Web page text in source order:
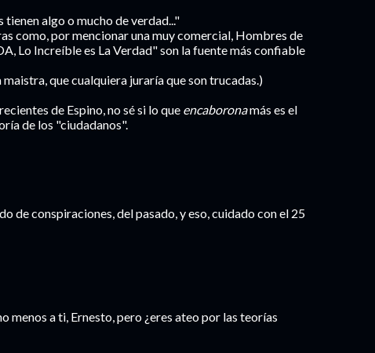
tienen algo o mucho de verdad..."
como, por mencionar una muy comercial, Hombres de
Lo Increíble es La Verdad" son la fuente más confiable
que cualquiera juraría que son trucadas.)
de Espino, no sé si lo que encaboronamás es el
de los "ciudadanos".
de conspiraciones, del pasado, y eso, cuidado con el 25
menos a ti, Ernesto, pero ¿eres ateo por las teorías